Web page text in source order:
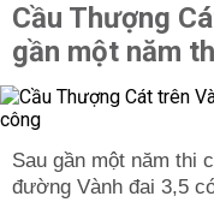
Cầu Thượng
gần một năm
Sau gần một năm thi
đường Vành đai 3,5